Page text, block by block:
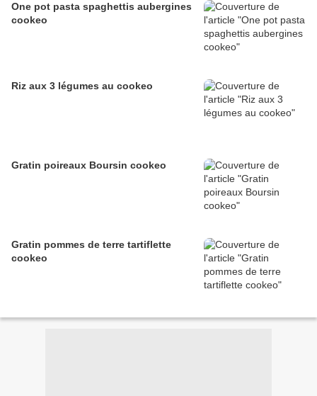
One pot pasta spaghettis aubergines
cookeo
Riz aux 3 légumes au cookeo
Gratin poireaux Boursin cookeo
Gratin pommes de terre tartiflette
cookeo